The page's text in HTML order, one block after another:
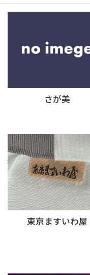
さが美
東京ますいわ屋